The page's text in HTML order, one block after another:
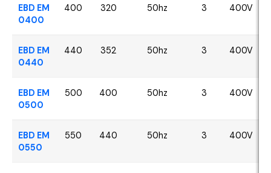
EBD EM
0400
400 320 50hz 3 400V
EBD EM
0440
440 352 50hz 3 400V
EBD EM
0500
500 400 50hz 3 400V
EBD EM
0550
550 440 50hz 3 400V